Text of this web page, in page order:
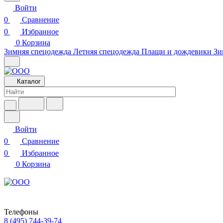
Войти
0
Сравнение
0
Избранное
0 Корзина
Зимняя спецодежда Летняя спецодежда Плащи и дождевики
Каталог
Войти
0
Сравнение
0
Избранное
0 Корзина
Телефоны
8 (495) 744-39-74